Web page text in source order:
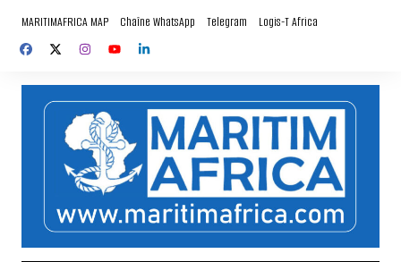
contenu
MARITIMAFRICA MAP Chaîne WhatsApp Telegram Logis-T Africa